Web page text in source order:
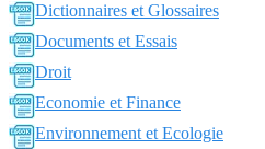
Dictionnaires et Glossaires
Documents et Essais
Droit
Economie et Finance
Environnement et Ecologie